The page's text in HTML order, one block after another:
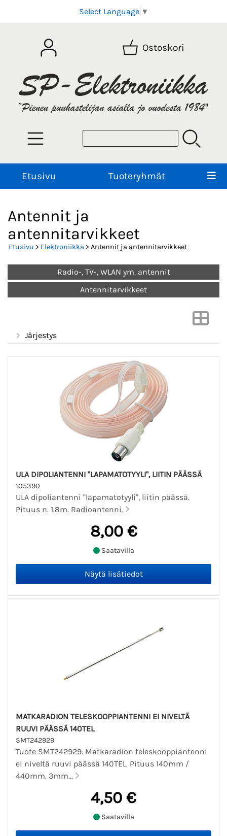
Select Language ▼
Ostoskori
Etusivu Tuoteryhmät
Antennit ja
antennitarvikkeet
Etusivu > Elektroniikka > Antennit ja antennitarvikkeet
Radio-, TV-, WLAN ym. antennit
Antennitarvikkeet
Järjestys
ULA DIPOLIANTENNI "LAPAMATOTYYLI", LIITIN PÄÄSSÄ
105390
ULA dipoliantenni "lapamatotyyli", liitin päässä.
Pituus n. 1.8m. Radioantenni.
8,00 €
Saatavilla
MATKARADION TELESKOOPPIANTENNI EI NIVELTÄ
RUUVI PÄÄSSÄ 140TEL
SMT242929
Tuote SMT242929. Matkaradion teleskooppiantenni
ei niveltä ruuvi päässä 140TEL. Pituus 140mm /
440mm. 3mm...
4,50 €
Saatavilla